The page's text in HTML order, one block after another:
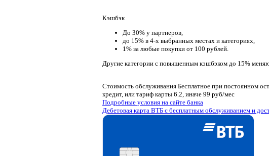
Кэшбэк
До 30% у партнеров,
до 15% в 4-х выбранных местах и категориях,
1% за любые покупки от 100 рублей.
Другие категории с повышенным кэшбэком до 15%
Стоимость обслуживания Бесплатное при постоянном
кредит, или тариф карты 6.2, иначе 99 руб/мес
Подробные условия на сайте банка
Дебетовая карта ВТБ с бесплатным обслуживанием и